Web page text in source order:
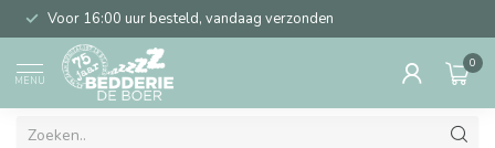
Voor 16:00 uur besteld, vandaag verzonden
MENU
0